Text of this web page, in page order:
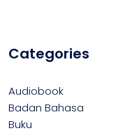
Categories
Audiobook
Badan Bahasa
Buku